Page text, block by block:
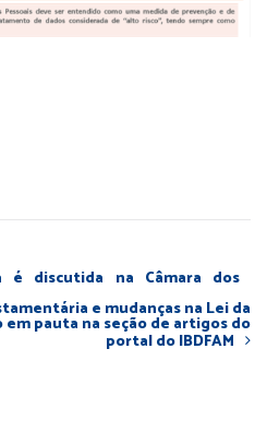
é discutida na Câmara dos
e mudanças na Lei da
pauta na seção de artigos do
portal do IBDFAM